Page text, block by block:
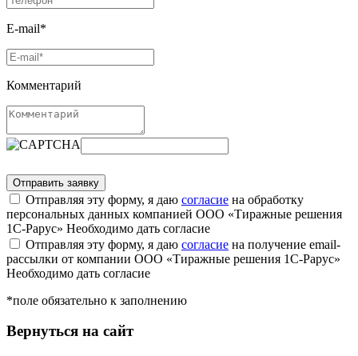
E-mail*
Комментарий
Отправляя эту форму, я даю согласие на обработку
персональных данных компанией ООО «Тиражные решения
1С-Рарус» Необходимо дать согласие
Отправляя эту форму, я даю согласие на получение email-
рассылки от компании ООО «Тиражные решения 1С-Рарус»
Необходимо дать согласие
*поле обязательно к заполнению
Вернуться на сайт